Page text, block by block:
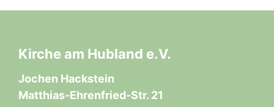
Kirche am Hubland e.V.
Jochen Hackstein
Matthias-Ehrenfried-Str. 21